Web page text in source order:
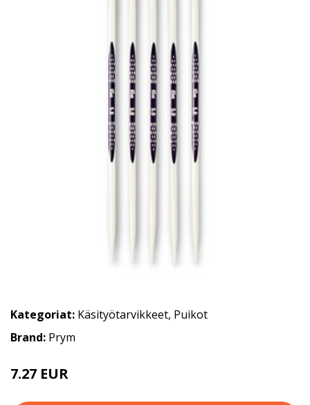
Kategoriat: Käsityötarvikkeet, Puikot
Brand: Prym
7.27 EUR